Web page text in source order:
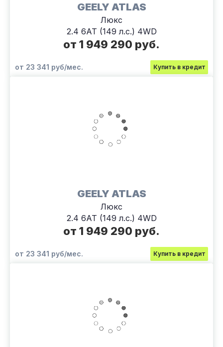
GEELY ATLAS
Люкс
2.4 6АТ (149 л.с.) 4WD
от 1 949 290 руб.
от 23 341 руб/мес. Купить в кредит
GEELY ATLAS
Люкс
2.4 6АТ (149 л.с.) 4WD
от 1 949 290 руб.
от 23 341 руб/мес. Купить в кредит